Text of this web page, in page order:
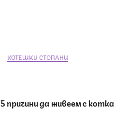
КОТЕШКИ СТОПАНИ
5 причини да живеем с котка